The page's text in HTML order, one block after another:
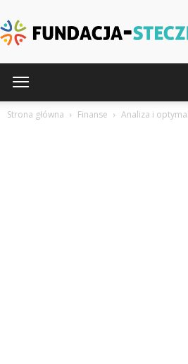
Strona główna Finanse Analiza i